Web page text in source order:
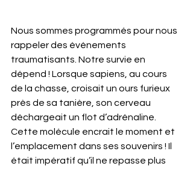
Nous sommes programmés pour nous
rappeler des événements
traumatisants. Notre survie en
dépend ! Lorsque sapiens, au cours
de la chasse, croisait un ours furieux
près de sa tanière, son cerveau
déchargeait un flot d’adrénaline.
Cette molécule encrait le moment et
l’emplacement dans ses souvenirs ! Il
était impératif qu’il ne repasse plus